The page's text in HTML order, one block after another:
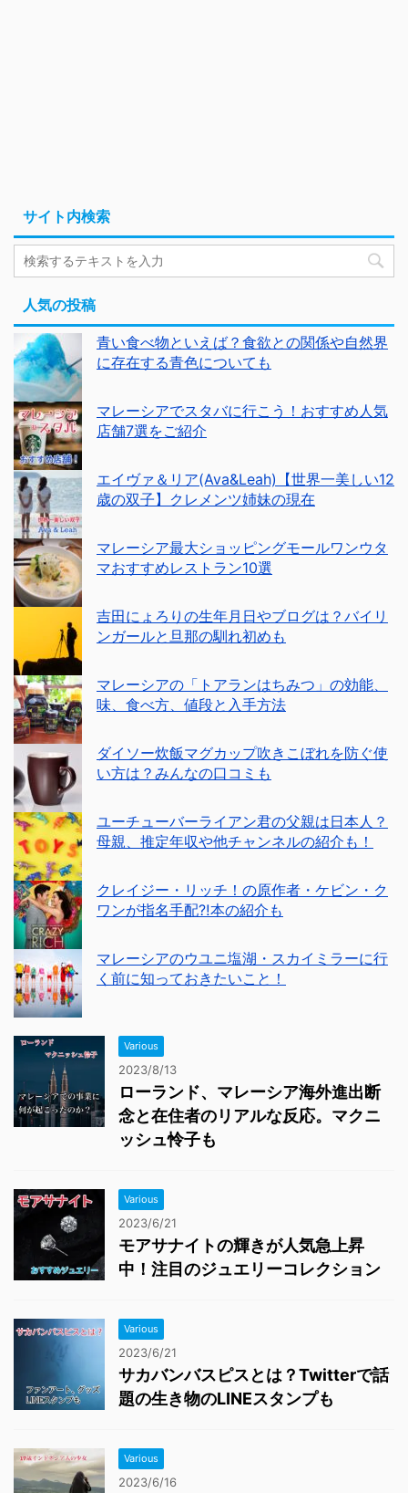
サイト内検索
人気の投稿
青い食べ物といえば？食欲との関係や自然界
に存在する青色についても
マレーシアでスタバに行こう！おすすめ人気
店舗7選をご紹介
エイヴァ＆リア(Ava&Leah)【世界一美しい12
歳の双子】クレメンツ姉妹の現在
マレーシア最大ショッピングモールワンウタ
マおすすめレストラン10選
吉田にょろりの生年月日やブログは？バイリ
ンガールと旦那の馴れ初めも
マレーシアの「トアランはちみつ」の効能、
味、食べ方、値段と入手方法
ダイソー炊飯マグカップ吹きこぼれを防ぐ使
い方は？みんなの口コミも
ユーチューバーライアン君の父親は日本人？
母親、推定年収や他チャンネルの紹介も！
クレイジー・リッチ！の原作者・ケビン・ク
ワンが指名手配⁈本の紹介も
マレーシアのウユニ塩湖・スカイミラーに行
く前に知っておきたいこと！
Various
2023/8/13
ローランド、マレーシア海外進出断
念と在住者のリアルな反応。マクニ
ッシュ怜子も
Various
2023/6/21
モアサナイトの輝きが人気急上昇
中！注目のジュエリーコレクション
Various
2023/6/21
サカバンバスピスとは？Twitterで話
題の生き物のLINEスタンプも
Various
2023/6/16